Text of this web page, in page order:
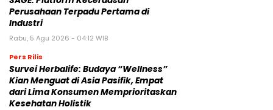
Perusahaan Terpadu Pertama di
Industri
Rabu, 5 Agu 2026 - 04:12 WIB
Pers Rilis
Survei Herbalife: Budaya “Wellness”
Kian Menguat di Asia Pasifik, Empat
dari Lima Konsumen Memprioritaskan
Kesehatan Holistik